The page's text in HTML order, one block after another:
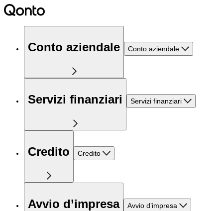
Conto aziendale Conto aziendale
Servizi finanziari Servizi finanziari
Credito Credito
Avvio d’impresa Avvio d’impresa